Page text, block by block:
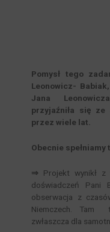
Pomysł tego
Leonowicz-
Jana
przyjaźniła się ze
przez wiele lat.
Obecnie
⇒ Projekt wynikł z
doświadczeń Pani
obserwacja z
Niemczech. Tam
zwłaszcza dla